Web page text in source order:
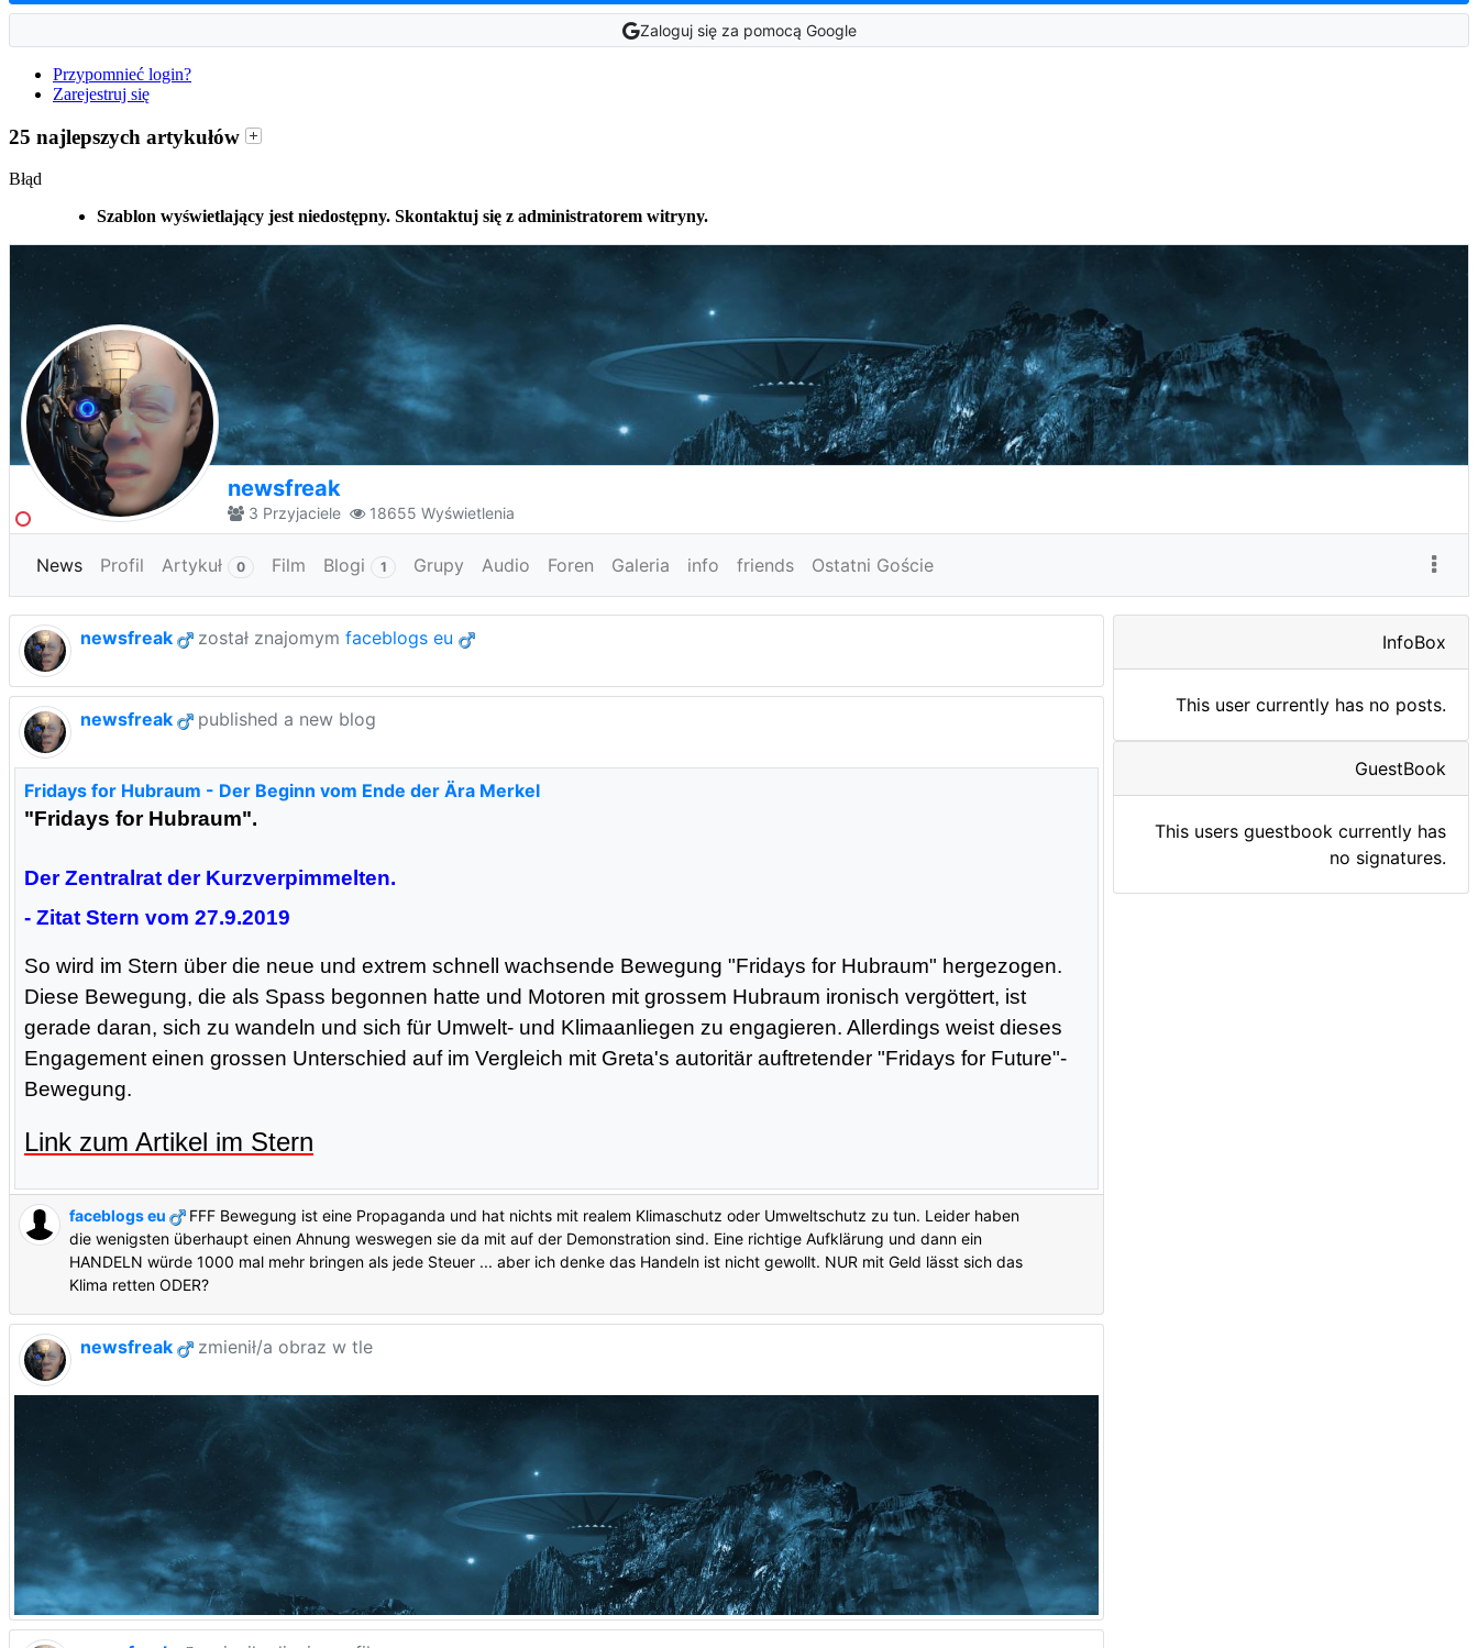
Zaloguj się za pomocą Google
Przypomnieć login?
Zarejestruj się
25 najlepszych artykułów
Błąd
Szablon wyświetlający jest niedostępny. Skontaktuj się z administratorem witryny.
newsfreak
Przyjaciele
3 Wyświetlenia
18655
News Profil Artykuł 0 Film Blogi 1 Grupy Audio Foren Galeria info friends Ostatni Goście
newsfreak został znajomym faceblogs eu
newsfreak published a new blog
Fridays for Hubraum - Der Beginn vom Ende der Ära Merkel
"Fridays for Hubraum".
Der Zentralrat der Kurzverpimmelten.
- Zitat Stern vom 27.9.2019
So wird im Stern über die neue und extrem schnell wachsende Bewegung "Fridays for Hubraum" hergezogen.
Diese Bewegung, die als Spass begonnen hatte und Motoren mit grossem Hubraum ironisch vergöttert, ist
gerade daran, sich zu wandeln und sich für Umwelt- und Klimaanliegen zu engagieren. Allerdings weist dieses
Engagement einen grossen Unterschied auf im Vergleich mit Greta's autoritär auftretender "Fridays for Future"-
Bewegung.
Link zum Artikel im Stern
faceblogs eu
FFF Bewegung ist eine Propaganda und hat nichts mit realem Klimaschutz oder Umweltschutz zu tun. Leider haben
die wenigsten überhaupt einen Ahnung weswegen sie da mit auf der Demonstration sind. Eine richtige Aufklärung und dann ein
HANDELN würde 1000 mal mehr bringen als jede Steuer ... aber ich denke das Handeln ist nicht gewollt. NUR mit Geld lässt sich das
Klima retten ODER?
newsfreak zmienił/a obraz w tle
InfoBox
This user currently has no posts.
GuestBook
This users guestbook currently has
no signatures.